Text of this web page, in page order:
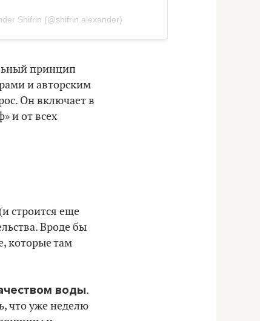
Shifrin (@shifrin.alexander)
принцип
и авторским
Он включает в
и от всех
строится еще
Вроде бы
которые там
воды.
что уже неделю